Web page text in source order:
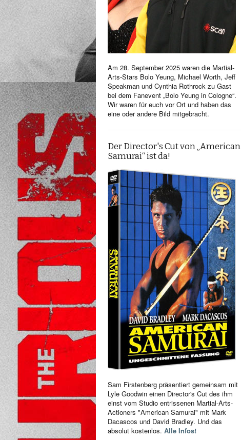
Am 28. September 2025 waren die Martial-
Arts-Stars Bolo Yeung, Michael Worth, Jeff
Speakman und Cynthia Rothrock zu Gast
bei dem Fanevent „Bolo Yeung in Cologne“.
Wir waren für euch vor Ort und haben das
eine oder andere Bild mitgebracht.
Der Director's Cut von „American
Samurai“ ist da!
Sam Firstenberg präsentiert gemeinsam mit
Lyle Goodwin einen Director's Cut des ihm
einst vom Studio entrissenen Martial-Arts-
Actioners "American Samurai" mit Mark
Dacascos und David Bradley. Und das
absolut kostenlos. Alle Infos!